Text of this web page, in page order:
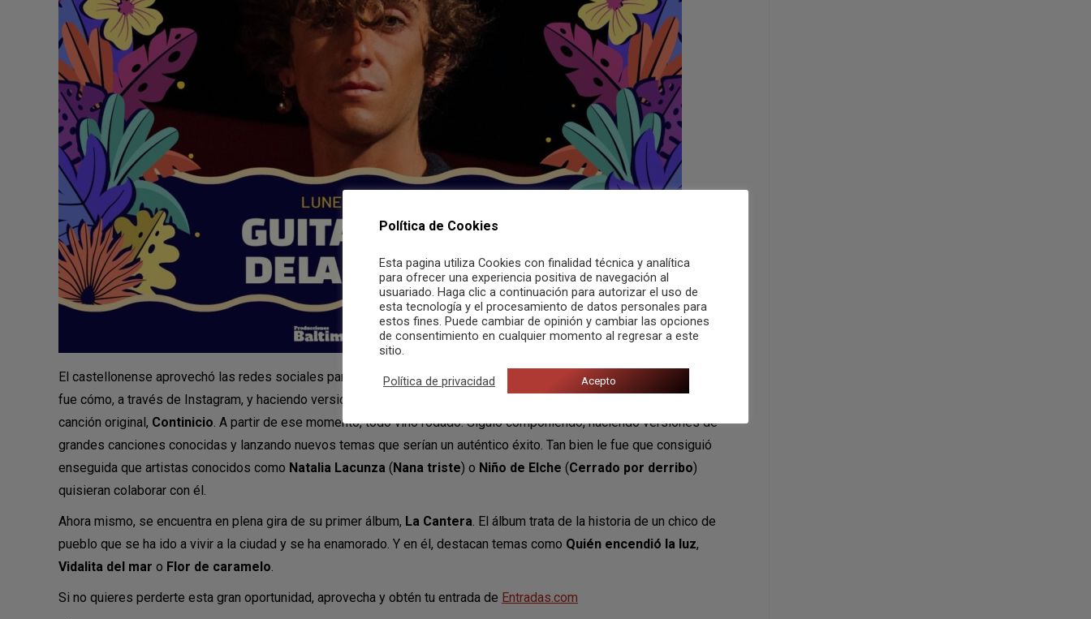
El castellonense aprovechó las redes sociales para mostrar su arte dándose a conocer en cuestión de semanas. Y así
fue cómo, a través de Instagram, y haciendo versiones de canciones con un estilo personal, pudo publicar su primera
canción original, Continicio . A partir de ese momento, todo vino rodado. Siguió componiendo, haciendo versiones de
grandes canciones conocidas y lanzando nuevos temas que serían un auténtico éxito. Tan bien le fue que consiguió
enseguida que artistas conocidos como Natalia Lacunza (Nana triste) o Niño de Elche (Cerrado por derribo)
quisieran colaborar con él.
Ahora mismo, se encuentra en plena gira de su primer álbum, La Cantera . El álbum trata de la historia de un chico de
pueblo que se ha ido a vivir a la ciudad y se ha enamorado. Y en él, destacan temas como Quién encendió la luz,
Vidalita del mar o Flor de caramelo
Si no quieres perderte esta gran oportunidad, aprovecha y obtén tu entrada de Entradas.com
Política de Cookies
Esta pagina utiliza Cookies con finalidad técnica y analítica
para ofrecer una experiencia positiva de navegación al
usuariado. Haga clic a continuación para autorizar el uso de
esta tecnología y el procesamiento de datos personales para
estos fines. Puede cambiar de opinión y cambiar las opciones
de consentimiento en cualquier momento al regresar a este
sitio.
Política de privacidad Acepto